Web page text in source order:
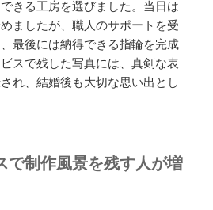
きる工房を選びました。当日は
ましたが、職人のサポートを受
最後には納得できる指輪を完成
スで残した写真には、真剣な表
れ、結婚後も大切な思い出とし
で制作風景を残す人が増